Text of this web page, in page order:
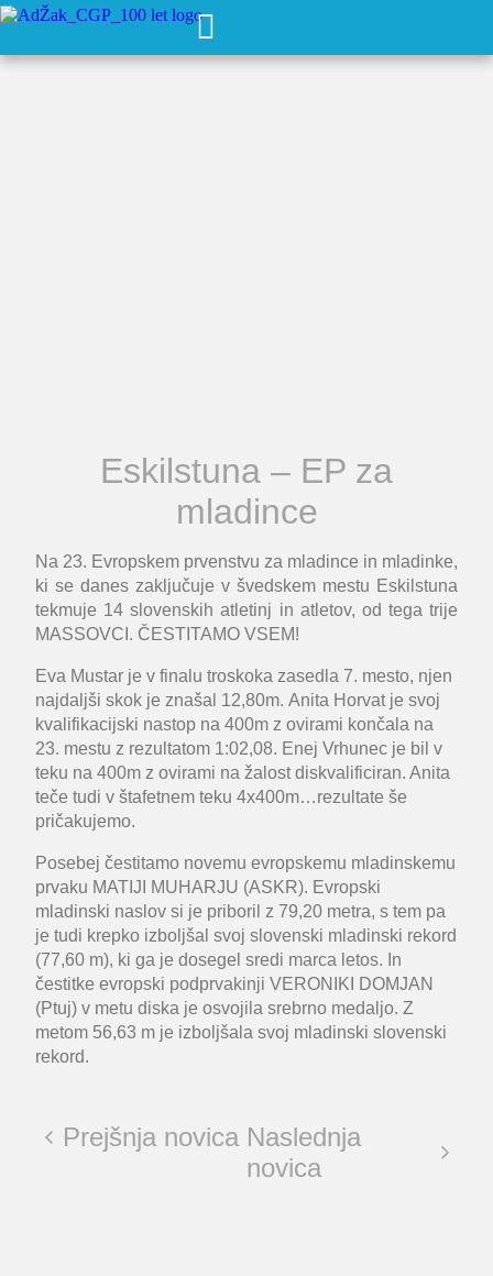
Eskilstuna – EP za
mladince
Na 23. Evropskem prvenstvu za mladince in mladinke,
ki se danes zaključuje v švedskem mestu Eskilstuna
tekmuje 14 slovenskih atletinj in atletov, od tega trije
MASSOVCI. ČESTITAMO VSEM!
Eva Mustar je v finalu troskoka zasedla 7. mesto, njen
najdaljši skok je znašal 12,80m. Anita Horvatje svoj
kvalifikacijski nastop na 400m z ovirami končala na
23. mestu z rezultatom 1:02,08. Enej Vrhunec je bil v
teku na 400m z ovirami na žalost diskvalificiran. Anita
teče tudi v štafetnem teku 4x400m…rezultate še
pričakujemo.
Posebej čestitamo novemu evropskemu mladinskemu
prvaku MATIJI MUHARJU (ASKR). Evropski
mladinski naslov si je priboril z 79,20 metra, s tem pa
je tudi krepko izboljšal svoj slovenski mladinski rekord
(77,60 m), ki ga je dosegel sredi marca letos. In
čestitke evropski podprvakinji VERONIKI DOMJAN
(Ptuj) v metu diska je osvojila srebrno medaljo. Z
metom 56,63 m je izboljšala svoj mladinski slovenski
rekord.
Prejšnja novica Naslednja
novica